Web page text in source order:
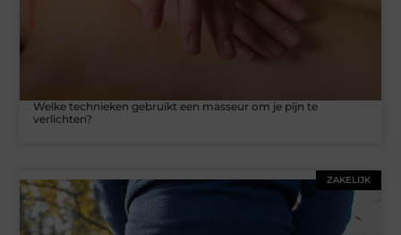
Welke technieken gebruikt een masseur om je pijn te
verlichten?
ZAKELIJK